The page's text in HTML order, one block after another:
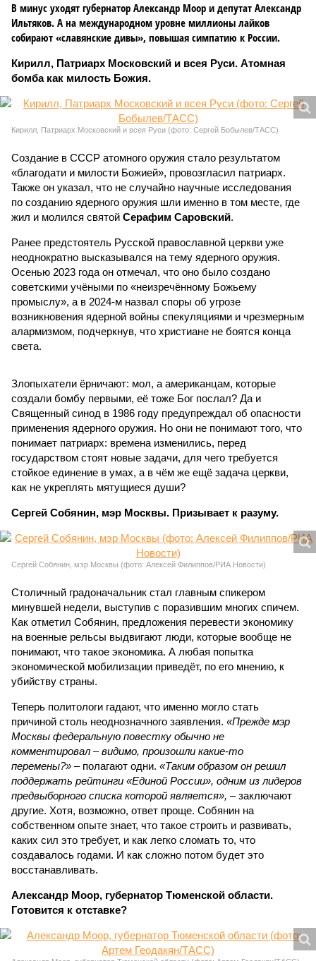
В минус уходят губернатор Александр Моор и депутат Александр
Ильтяков. А на международном уровне миллионы лайков
собирают «славянские дивы», повышая симпатию к России.
Кирилл, Патриарх Московский и всея Руси. Атомная
бомба как милость Божия.
Кирилл, Патриарх Московский и всея Руси (фото: Сергей Бобылев/ТАСС)
Создание в СССР атомного оружия стало результатом
«благодати и милости Божией», провозгласил патриарх.
Также он указал, что не случайно научные исследования
по созданию ядерного оружия шли именно в том месте, где
жил и молился святой Серафим Саровский.
Ранее предстоятель Русской православной церкви уже
неоднократно высказывался на тему ядерного оружия.
Осенью 2023 года он отмечал, что оно было создано
советскими учёными по «неизречённому Божьему
промыслу», а в 2024-м назвал споры об угрозе
возникновения ядерной войны спекуляциями и чрезмерным
алармизмом, подчеркнув, что христиане не боятся конца
света.
Злопыхатели ёрничают: мол, а американцам, которые
создали бомбу первыми, её тоже Бог послал? Да и
Священный синод в 1986 году предупреждал об опасности
применения ядерного оружия. Но они не понимают того, что
понимает патриарх: времена изменились, перед
государством стоят новые задачи, для чего требуется
стойкое единение в умах, а в чём же ещё задача церкви,
как не укреплять мятущиеся души?
Сергей Собянин, мэр Москвы. Призывает к разуму.
Сергей Собянин, мэр Москвы (фото: Алексей Филиппов/РИА Новости)
Столичный градоначальник стал главным спикером
минувшей недели, выступив с поразившим многих спичем.
Как отметил Собянин, предложения перевести экономику
на военные рельсы выдвигают люди, которые вообще не
понимают, что такое экономика. А любая попытка
экономической мобилизации приведёт, по его мнению, к
убийству страны.
Теперь политологи гадают, что именно могло стать
причиной столь неоднозначного заявления. «Прежде мэр
Москвы федеральную повестку обычно не
комментировал – видимо, произошли какие-то
перемены?» – полагают одни. «Таким образом он решил
поддержать рейтинги «Единой России», одним из лидеров
предвыборного списка которой является», – заключают
другие. Хотя, возможно, ответ проще. Собянин на
собственном опыте знает, что такое строить и развивать,
каких сил это требует, и как легко сломать то, что
создавалось годами. И как сложно потом будет это
восстанавливать.
Александр Моор, губернатор Тюменской области.
Готовится к отставке?